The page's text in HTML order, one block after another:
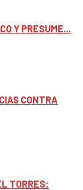
Y PRESUME...
CONTRA
TORRES: